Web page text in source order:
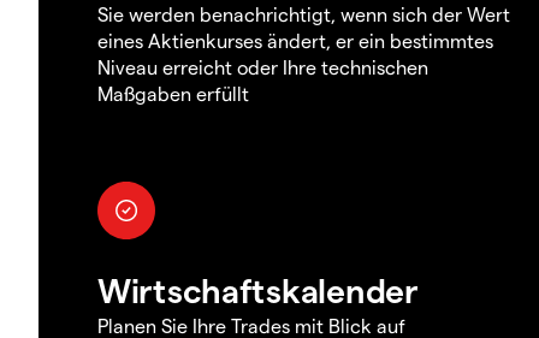
Sie werden benachrichtigt, wenn sich der Wert
eines Aktienkurses ändert, er ein bestimmtes
Niveau erreicht oder Ihre technischen
Maßgaben erfüllt
Wirtschaftskalender
Planen Sie Ihre Trades mit Blick auf